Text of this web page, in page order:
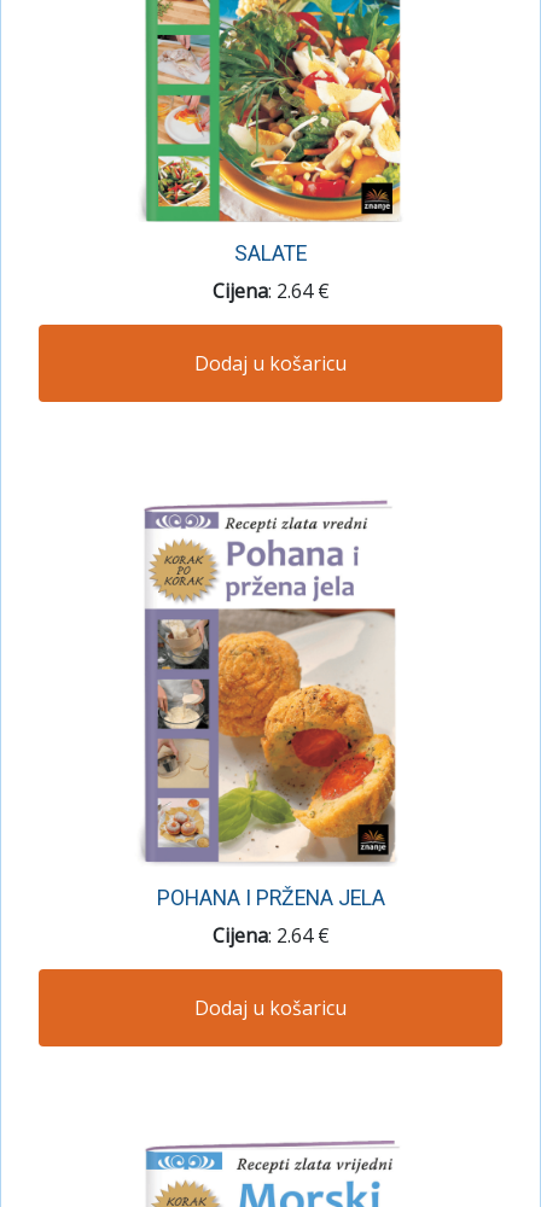
SALATE
Cijena: 2.64 €
Dodaj u košaricu
POHANA I PRŽENA JELA
Cijena: 2.64 €
Dodaj u košaricu